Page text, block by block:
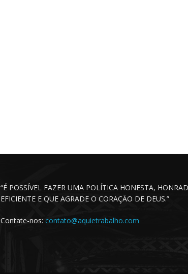
“É POSSÍVEL FAZER UMA POLÍTICA HONESTA,
EFICIENTE E QUE AGRADE O CORAÇÃO DE DEUS.”
Contate-nos: contato@aquietrabalho.com